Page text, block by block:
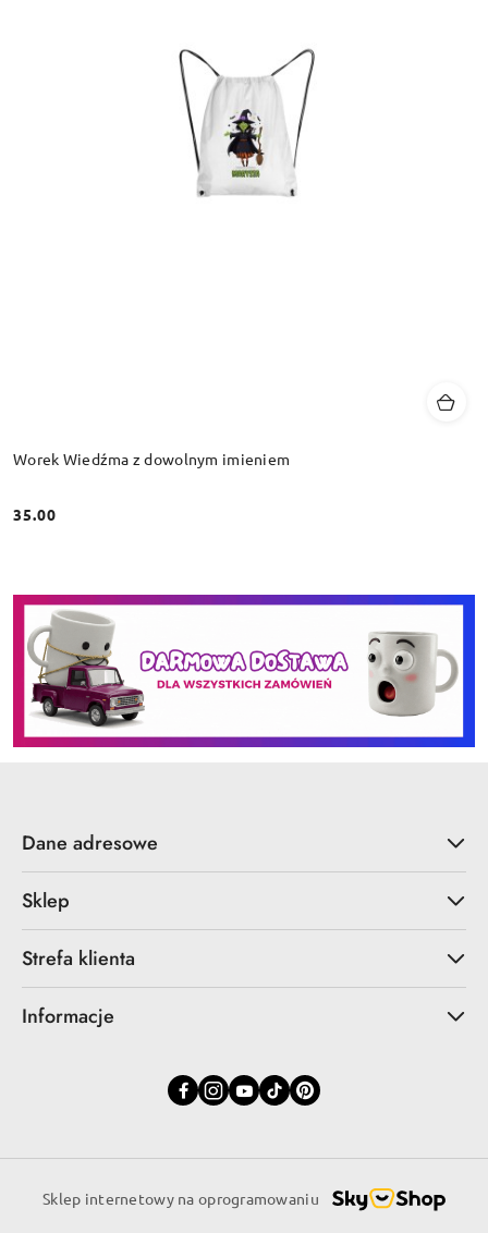
Worek Wiedźma z dowolnym imieniem
Cena:
35.00
Dane adresowe
Sklep
Strefa klienta
Informacje
Sklep internetowy na oprogramowaniu